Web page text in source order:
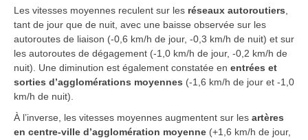
Les vitesses moyennes reculent sur les réseaux autoroutiers
tant de jour que de nuit, avec une baisse observée sur les
autoroutes de liaison (-0,6 km/h de jour, -0,3 km/h de nuit) et sur
les autoroutes de dégagement (-1,0 km/h de jour, -0,2 km/h de
nuit). Une diminution est également constatée en entrées et
sorties d’agglomérations moyennes (-1,6 km/h de jour et -1,0
km/h de nuit).
À l’inverse, les vitesses moyennes augmentent sur les artères
en centre-ville d’agglomération moyenne (+1,6 km/h de jour,